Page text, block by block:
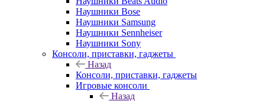
Наушники Bose
Наушники Samsung
Наушники Sennheiser
Наушники Sony
Консоли, приставки, гаджеты
Назад
Консоли, приставки, гаджеты
Игровые консоли
Назад